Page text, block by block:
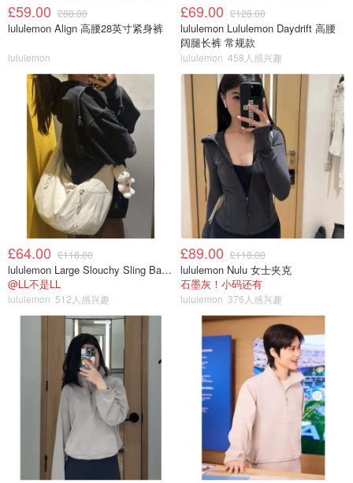
£59.00 £88.00
lululemon Align 高腰28英寸紧身裤
lululemon
£69.00 £128.00
lululemon Lululemon Daydrift 高腰
阔腿长裤 常规款
lululemon 458人感兴趣
£64.00 £118.00
lululemon Large Slouchy Sling Bag 13L
@LL不是LL
lululemon 512人感兴趣
£89.00 £118.00
lululemon Nulu 女士夹克
石墨灰！小码还有
lululemon 376人感兴趣